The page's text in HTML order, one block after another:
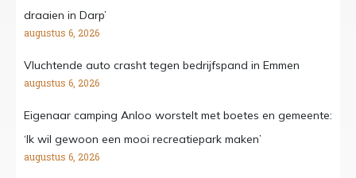
draaien in Darp’
augustus 6, 2026
Vluchtende auto crasht tegen bedrijfspand in Emmen
augustus 6, 2026
Eigenaar camping Anloo worstelt met boetes en gemeente:
‘Ik wil gewoon een mooi recreatiepark maken’
augustus 6, 2026